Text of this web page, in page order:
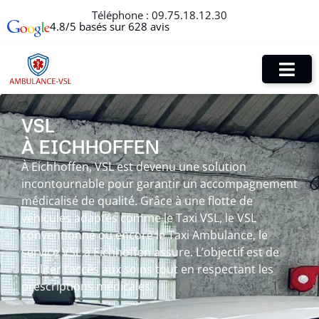
Téléphone : 09.75.18.12.30
4.8/5 basés sur 628 avis
VSL
À EICHHOFFEN
À Eichhoffen, VSL est devenu une solution
incontournable pour garantir un accompagnement
médicalisé de qualité. Grâce à une flotte de
véhicules adaptés comme le Taxi VSL, le VSL
conventionné ou encore le Taxi Ambulance, le
service VSL à Eichhoffen assure. L’objectif est de
faciliter l’accès aux soins tout en respectant les
prescriptions médicales.